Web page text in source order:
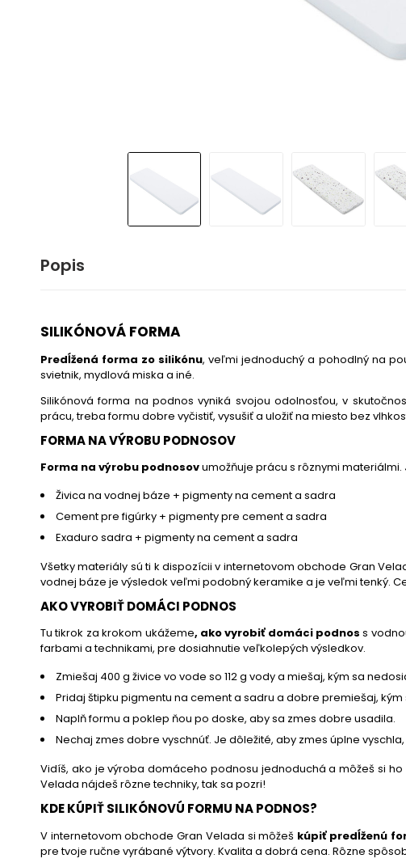
Popis
SILIKÓNOVÁ FORMA
Predĺžená forma zo silikónu, veľmi jednoduchý a pohodlný na
svietnik, mydlová miska a iné.
Silikónová forma na podnos vyniká svojou odolnosťou, v
prácu, treba formu dobre vyčistiť, vysušiť a uložiť na miesto bez
FORMA NA VÝROBU PODNOSOV
Forma na výrobu podnosovumožňuje prácu s rôznymi materiálmi.
Živica na vodnej báze + pigmenty na cement a sadra
Cement pre figúrky + pigmenty pre cement a sadra
Exaduro sadra + pigmenty na cement a sadra
Všetky materiály sú ti k dispozícii v internetovom obchode Gran
vodnej báze je výsledok veľmi podobný keramike a je veľmi tenký. C
AKO VYROBIŤ DOMÁCI PODNOS
Tu tikrok za krokom ukážeme, ako vyrobiť domáci podnos s
farbami a technikami, pre dosiahnutie veľkolepých výsledkov.
Zmiešaj 400 g živice vo vode so 112 g vody a miešaj, kým sa
Pridaj štipku pigmentu na cement a sadru a dobre premiešaj,
Naplň formu a poklep ňou po doske, aby sa zmes dobre usadila.
Nechaj zmes dobre vyschnúť. Je dôležité, aby zmes úplne
Vidíš, ako je výroba domáceho podnosu jednoduchá a môžeš si
Velada nájdeš rôzne techniky, tak sa pozri!
KDE KÚPIŤ SILIKÓNOVÚ FORMU NA PODNOS?
V internetovom obchode Gran Velada si môžeš kúpiť predĺženú
pre tvoje ručne vyrábané výtvory. Kvalita a dobrá cena. Rôzne